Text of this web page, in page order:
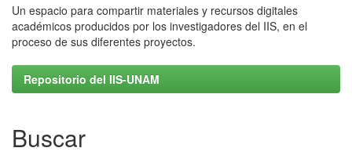
Un espacio para compartir materiales y recursos digitales
académicos producidos por los investigadores del IIS, en el
proceso de sus diferentes proyectos.
Repositorio del IIS-UNAM
Buscar